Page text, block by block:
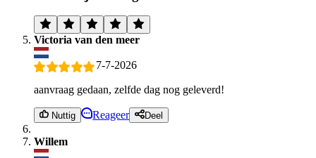
Victoria van den meer
7-7-2026
aanvraag gedaan, zelfde dag nog geleverd!
Nuttig Reageer Deel
Willem